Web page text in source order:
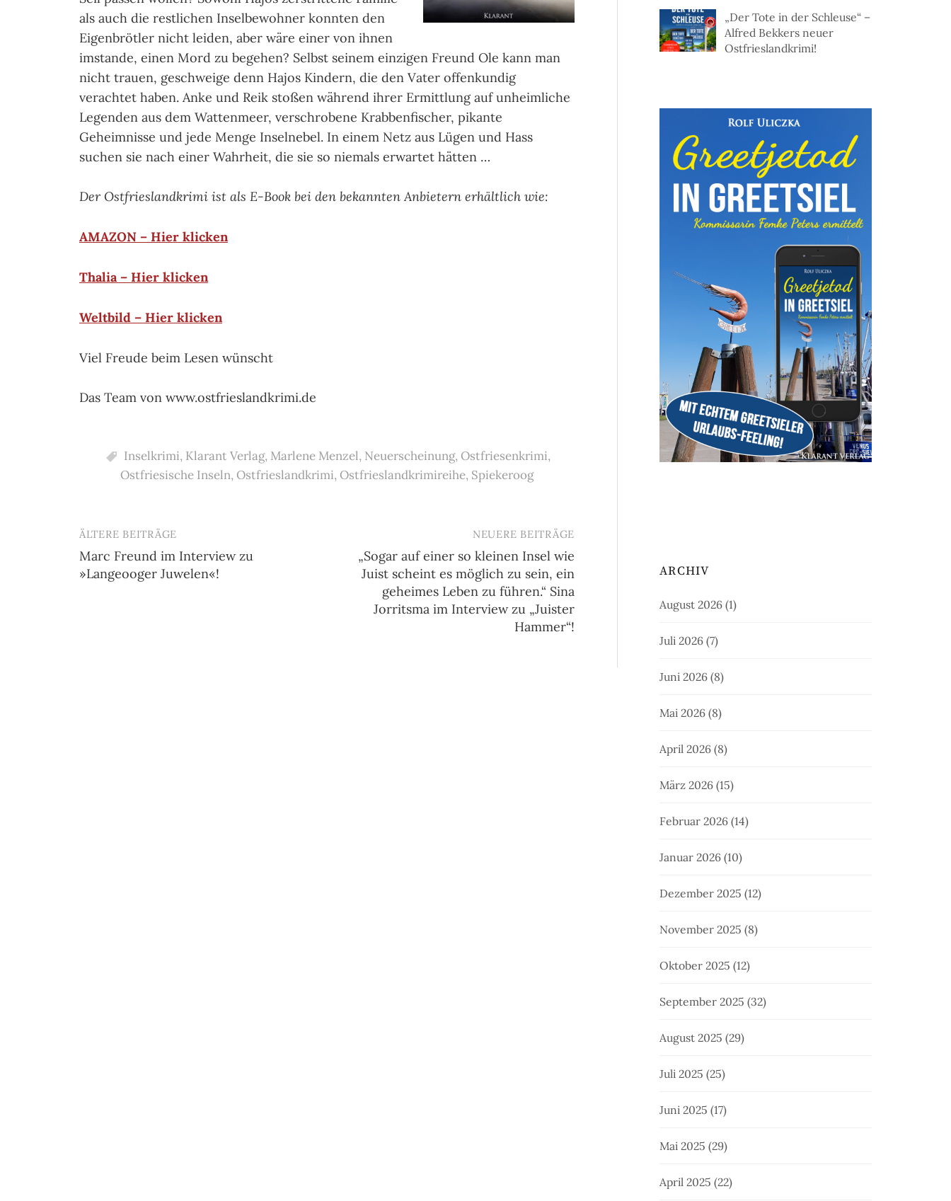
als auch die restlichen Inselbewohner konnten den
Eigenbrötler nicht leiden, aber wäre einer von ihnen
imstande, einen Mord zu begehen? Selbst seinem einzigen Freund Ole kann man
nicht trauen, geschweige denn Hajos Kindern, die den Vater offenkundig
verachtet haben. Anke und Reik stoßen während ihrer Ermittlung auf unheimliche
Legenden aus dem Wattenmeer, verschrobene Krabbenfischer, pikante
Geheimnisse und jede Menge Inselnebel. In einem Netz aus Lügen und Hass
suchen sie nach einer Wahrheit, die sie so niemals erwartet hätten …
Der Ostfrieslandkrimi ist als E-Book bei den bekannten Anbietern erhältlich wie:
AMAZON – Hier klicken
Thalia – Hier klicken
Weltbild – Hier klicken
Viel Freude beim Lesen wünscht
Das Team von www.ostfrieslandkrimi.de
Inselkrimi, Klarant Verlag, Marlene Menzel, Neuerscheinung, Ostfriesenkrimi,
Ostfriesische Inseln, Ostfrieslandkrimi, Ostfrieslandkrimireihe, Spiekeroog
Beitragsnavigation
ÄLTERE BEITRÄGE
Marc Freund im Interview zu
»Langeooger Juwelen«!
NEUERE BEITRÄGE
„Sogar auf einer so kleinen Insel wie
Juist scheint es möglich zu sein, ein
geheimes Leben zu führen.“ Sina
Jorritsma im Interview zu „Juister
Hammer“!
„Der Tote in der Schleuse“ –
Alfred Bekkers neuer
Ostfrieslandkrimi!
ARCHIV
August 2026 (1)
Juli 2026 (7)
Juni 2026 (8)
Mai 2026 (8)
April 2026 (8)
März 2026 (15)
Februar 2026 (14)
Januar 2026 (10)
Dezember 2025 (12)
November 2025 (8)
Oktober 2025 (12)
September 2025 (32)
August 2025 (29)
Juli 2025 (25)
Juni 2025 (17)
Mai 2025 (29)
April 2025 (22)